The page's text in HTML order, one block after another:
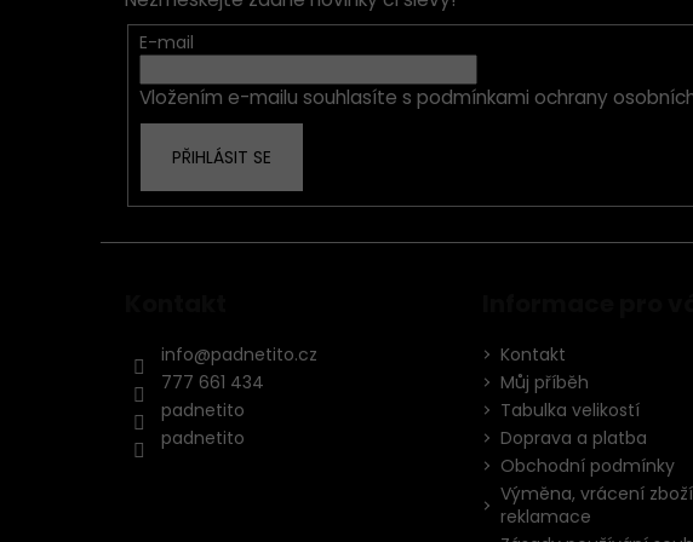
E-mail
Vložením e-mailu souhlasíte s podmínkami ochrany
PŘIHLÁSIT SE
info@padnetito.cz
777 661 434
padnetito
padnetito
Kontakt
Můj příběh
Tabulka velikostí
Doprava a platba
Obchodní podmínky
Výměna, vrácení
reklamace